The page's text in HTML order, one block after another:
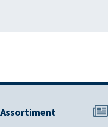
Assortiment